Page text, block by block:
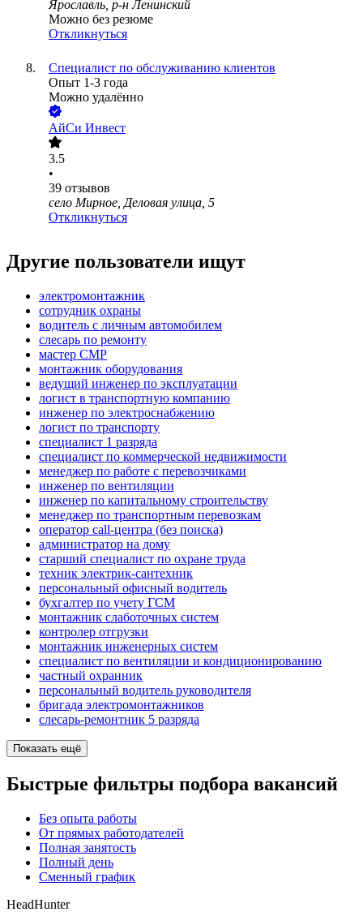
Ярославль, р-н Ленинский
Можно без резюме
Откликнуться
Специалист по обслуживанию клиентов
Опыт 1-3 года
Можно удалённо
АйСи Инвест
3.5
•
39 отзывов
село Мирное, Деловая улица, 5
Откликнуться
Другие пользователи ищут
электромонтажник
сотрудник охраны
водитель с личным автомобилем
слесарь по ремонту
мастер СМР
монтажник оборудования
ведущий инженер по эксплуатации
логист в транспортную компанию
инженер по электроснабжению
логист по транспорту
специалист 1 разряда
специалист по коммерческой недвижимости
менеджер по работе с перевозчиками
инженер по вентиляции
инженер по капитальному строительству
менеджер по транспортным перевозкам
оператор call-центра (без поиска)
администратор на дому
старший специалист по охране труда
техник электрик-сантехник
персональный офисный водитель
бухгалтер по учету ГСМ
монтажник слаботочных систем
контролер отгрузки
монтажник инженерных систем
специалист по вентиляции и кондиционированию
частный охранник
персональный водитель руководителя
бригада электромонтажников
слесарь-ремонтник 5 разряда
Показать ещё
Быстрые фильтры подбора вакансий
Без опыта работы
От прямых работодателей
Полная занятость
Полный день
Сменный график
HeadHunter